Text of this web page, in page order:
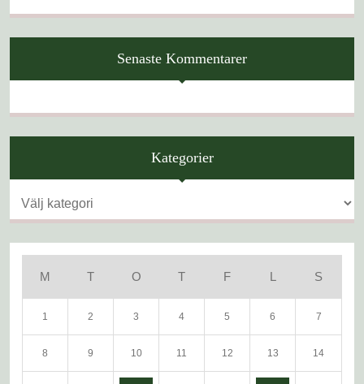
Senaste Kommentarer
Kategorier
Kategorier
M T O T F L S
1 2 3 4 5 6 7
8 9 10 11 12 13 14